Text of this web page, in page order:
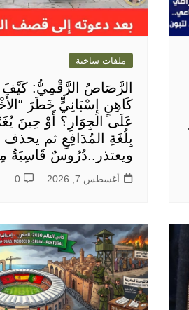
ملفات ساخنة
الرَّصَاصُ الرَّقْمِيُّ: كَيْفَ
كَاهِنٍ إِسْبَانِيٍّ خَطَرَ
عَلَى الجِوَارِ؟ أَوْ حِينَ
بِلُغَةِ المُدَافِعِ ثم يحذف
ويعتذر..دُرُوسٌ قَاسِيَةٌ
أغسطس 7, 2026 0